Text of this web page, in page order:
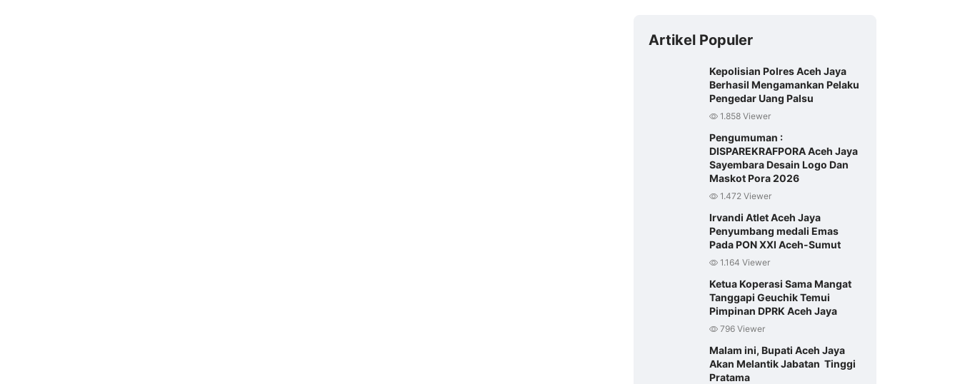
Artikel Populer
Kepolisian Polres Aceh Jaya
Berhasil Mengamankan Pelaku
Pengedar Uang Palsu
1.858 Viewer
Pengumuman :
DISPAREKRAFPORA Aceh Jaya
Sayembara Desain Logo Dan
Maskot Pora 2026
1.472 Viewer
Irvandi Atlet Aceh Jaya
Penyumbang medali Emas
Pada PON XXI Aceh-Sumut
1.164 Viewer
Ketua Koperasi Sama Mangat
Tanggapi Geuchik Temui
Pimpinan DPRK Aceh Jaya
796 Viewer
Malam ini, Bupati Aceh Jaya
Akan Melantik Jabatan Tinggi
Pratama